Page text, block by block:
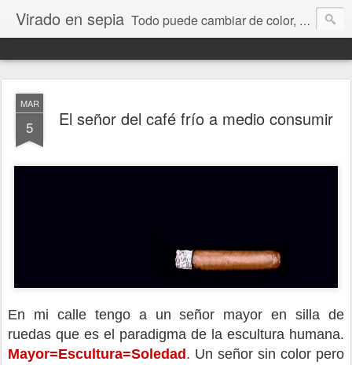
Virado en sepia Todo puede cambiar de color, depende de nosotros y de nuestra capacidad para aprender a mirar. Hablamos de sociedad, economía, empresa, política, RRHH, formación. De Historia reciente, de educación y de temas sociales.
MAR
5 El señor del café frío a medio consumir
En mi calle tengo a un señor mayor en silla de
ruedas que es el paradigma de la escultura humana.
Mayor=Escultura=Soledad . Un señor sin color pero